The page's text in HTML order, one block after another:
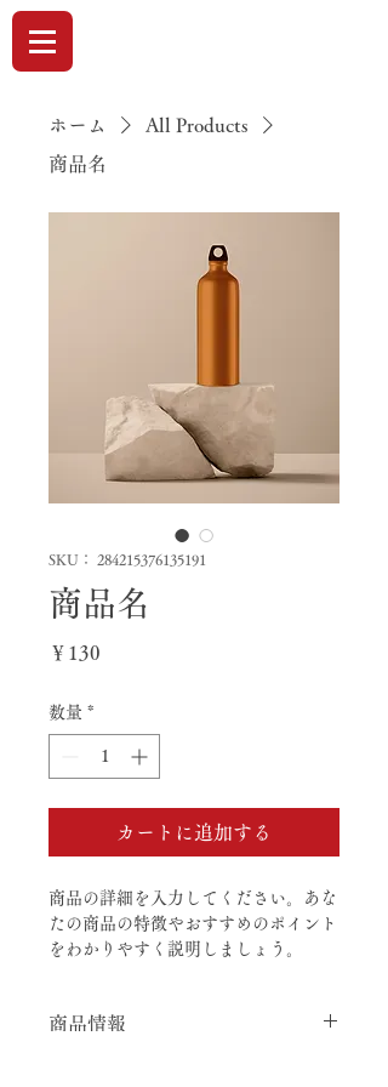
ホーム
All Products
商品名
SKU： 284215376135191
商品名
￥130
数量 *
カートに追加する
商品の詳細を入力してください。あな
たの商品の特徴やおすすめのポイント
をわかりやすく説明しましょう。
商品情報